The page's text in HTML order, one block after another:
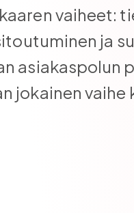
vaiheet:
ja
asiakaspolun
jokainen vaihe